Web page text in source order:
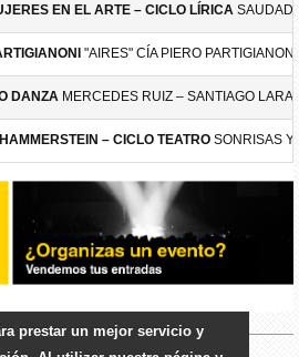
EN EL ARTE – CICLO LÍRICA
"AIRES" CÍA PIERO PARTIGIANONI
DANZA MERCEDES RUIZ – SANTIAGO LARA
– CICLO TEATRO SONRISAS Y
prestar un mejor servicio y